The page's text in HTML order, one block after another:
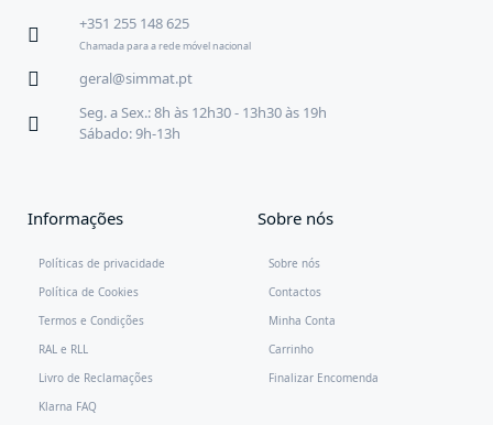
+351 255 148 625
Chamada para a rede móvel nacional
geral@simmat.pt
Seg. a Sex.: 8h às 12h30 - 13h30 às 19h
Sábado: 9h-13h
Informações
Políticas de privacidade
Política de Cookies
Termos e Condições
RAL e RLL
Livro de Reclamações
Klarna FAQ
Sobre nós
Sobre nós
Contactos
Minha Conta
Carrinho
Finalizar Encomenda